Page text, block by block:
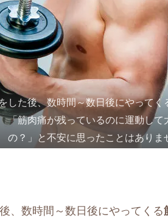
した後、数時間～数日後にやってく
「筋肉痛が残っているのに運動して
の？」と不安に思ったことはありま
、数時間～数日後にやってくる